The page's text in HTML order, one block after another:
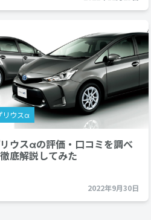
リウスα
ウスαの評価・口コミを調べ
底解説してみた
2022年9月30日